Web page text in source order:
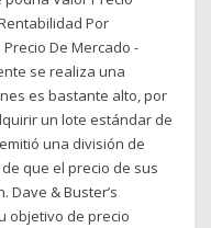
Por
De Mercado -
se realiza una
es bastante alto, por
un lote estándar de
una división de
que el precio de sus
Dave & Buster’s
objetivo de precio